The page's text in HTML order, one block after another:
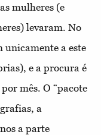
mulheres (e
levaram. No
unicamente a este
e a procura é
mês. O “pacote
a
a parte